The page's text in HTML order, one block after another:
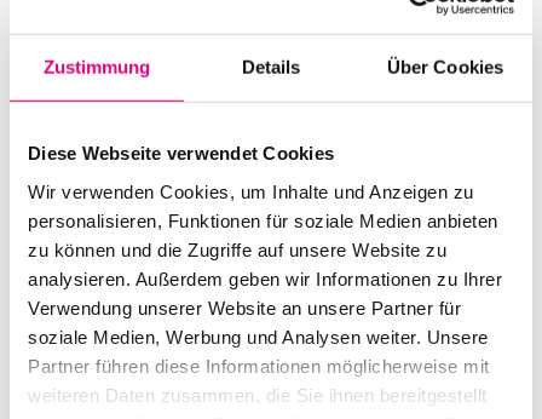
Zustimmung Details Über Cookies
Diese Webseite verwendet Cookies
Wir verwenden Cookies, um Inhalte und Anzeigen zu
personalisieren, Funktionen für soziale Medien anbieten
zu können und die Zugriffe auf unsere Website zu
analysieren. Außerdem geben wir Informationen zu Ihrer
Verwendung unserer Website an unsere Partner für
soziale Medien, Werbung und Analysen weiter. Unsere
Partner führen diese Informationen möglicherweise mit
weiteren Daten zusammen, die Sie ihnen bereitgestellt
End:november17, 2012 - 10:30 p.m.
Cast:
Dominique Dumais: Choreography
Tatyana van Walsum: Costumes
Thomas Siffling: tp, flh
Lömsch Lehmann: ts, cl
Martin Lejeune: g
Judith Goldbach: b
Erwin Ditzner: dr
Advance ticket prices: €44/ €36 / €27 / €18 /